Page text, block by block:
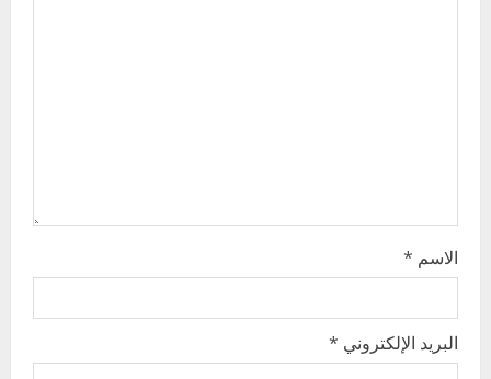
الاسم *
البريد الإلكتروني *